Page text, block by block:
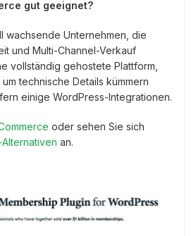
gut geeignet?
wachsende Unternehmen, die
und Multi-Channel-Verkauf
vollständig gehostete Plattform,
technische Details kümmern
einige WordPress-Integrationen.
oder sehen Sie sich
an.